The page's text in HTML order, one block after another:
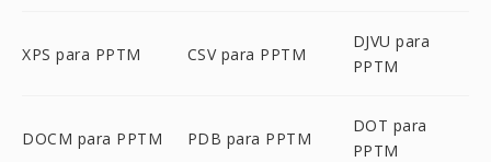
XPS para PPTM CSV para PPTM
DJVU para
PPTM
DOCM para PPTM PDB para PPTM
DOT para
PPTM